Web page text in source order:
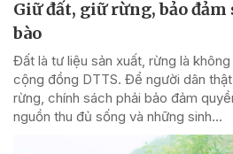
Giữ đất, giữ rừng, bảo
bào
Đất là tư liệu sản xuất, rừng là
cộng đồng DTTS. Để người dân
rừng, chính sách phải bảo đảm
nguồn thu đủ sống và những sinh...